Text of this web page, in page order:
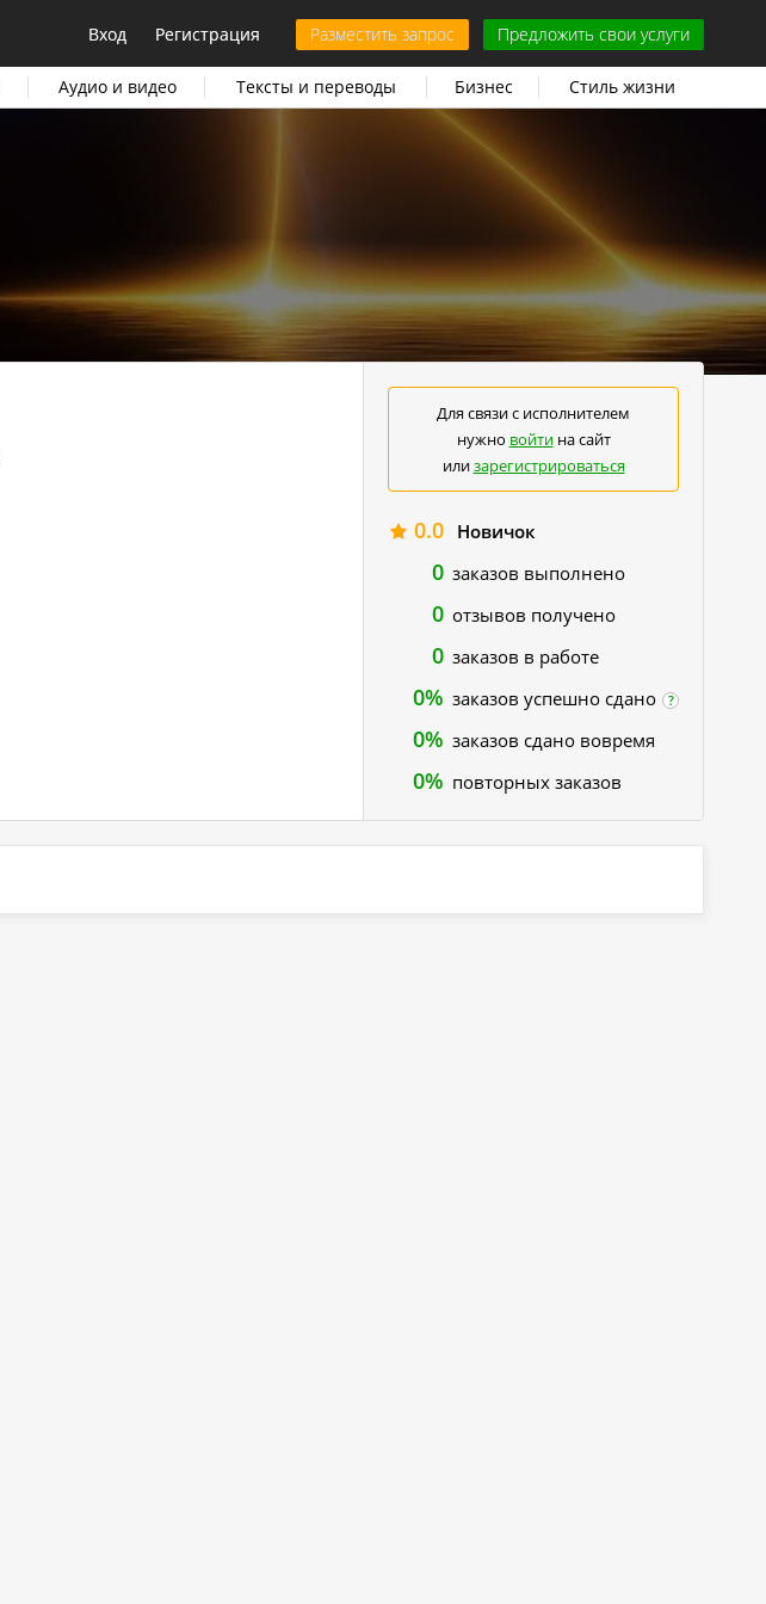
Вход Регистрация Разместить запрос Предложить свои услуги
Аудио и видео Тексты и переводы Бизнес Стиль жизни
Для связи с исполнителем
нужно войтина сайт
илизарегистрироваться
0.0 Новичок
0 заказов выполнено
0 отзывов получено
0 заказов в работе
0% заказов успешно сдано ?
0% заказов сдано вовремя
0% повторных заказов